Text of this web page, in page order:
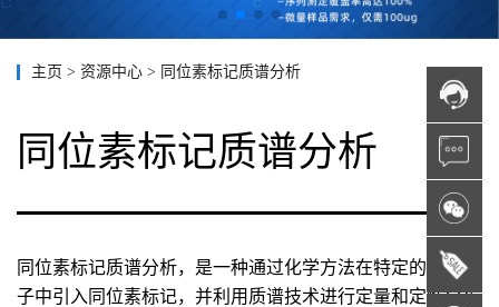
主页 > 资源中心 > 同位素标记质谱分析
同位素标记质谱分析
同位素标记质谱分析，是一种通过化学方法在特定的生物分
子中引入同位素标记，并利用质谱技术进行定量和定性分析